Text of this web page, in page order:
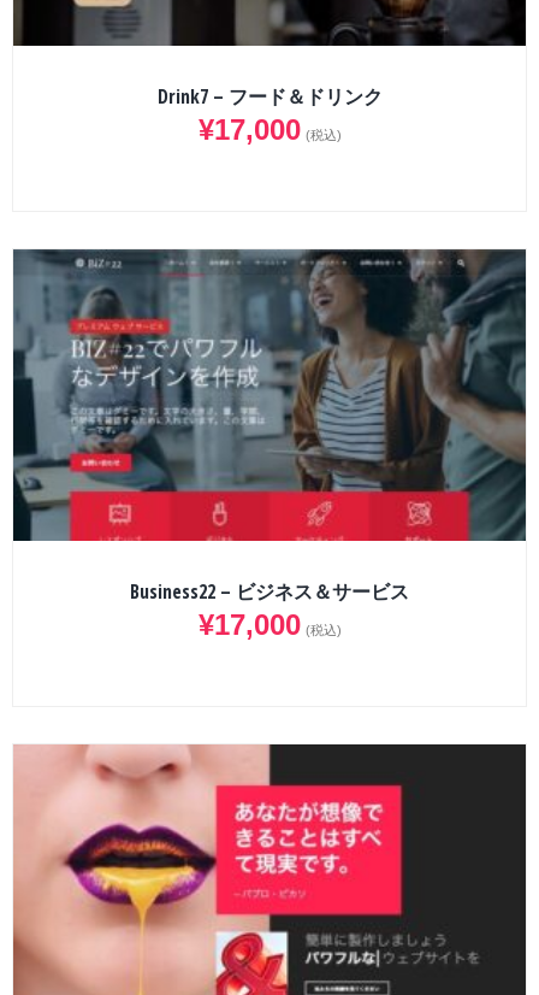
Drink7 – フード＆ドリンク
¥17,000 (税込)
Business22 – ビジネス＆サービス
¥17,000 (税込)